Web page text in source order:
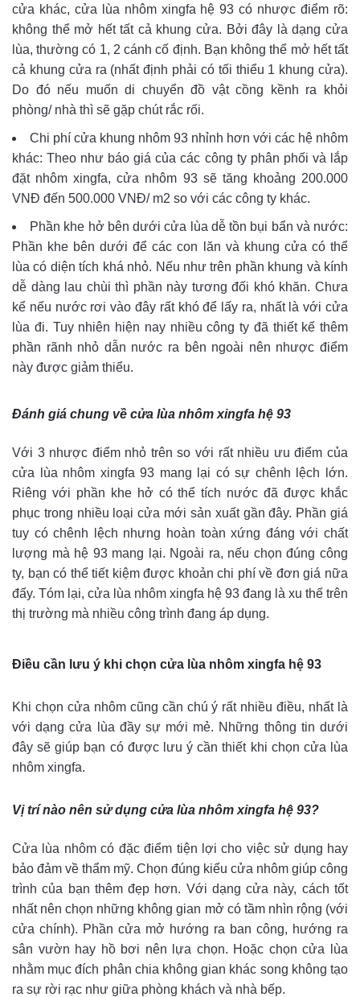
cửa khác, cửa lùa nhôm xingfa hệ 93 có nhược điểm rõ:
không thể mở hết tất cả khung cửa. Bởi đây là dạng cửa
lùa, thường có 1, 2 cánh cố định. Bạn không thể mở hết tất
cả khung cửa ra (nhất định phải có tối thiểu 1 khung cửa).
Do đó nếu muốn di chuyển đồ vật cồng kềnh ra khỏi
phòng/ nhà thì sẽ gặp chút rắc rối.
Chi phí cửa khung nhôm 93 nhỉnh hơn với các hệ nhôm
khác: Theo như báo giá của các công ty phân phối và lắp
đặt nhôm xingfa, cửa nhôm 93 sẽ tăng khoảng 200.000
VNĐ đến 500.000 VNĐ/ m2 so với các công ty khác.
Phần khe hở bên dưới cửa lùa dễ tồn bụi bẩn và nước:
Phần khe bên dưới để các con lăn và khung cửa có thể
lùa có diện tích khá nhỏ. Nếu như trên phần khung và kính
dễ dàng lau chùi thì phần này tương đối khó khăn. Chưa
kể nếu nước rơi vào đây rất khó để lấy ra, nhất là với cửa
lùa đi. Tuy nhiên hiện nay nhiều công ty đã thiết kế thêm
phần rãnh nhỏ dẫn nước ra bên ngoài nên nhược điểm
này được giảm thiểu.
Đánh giá chung về cửa lùa nhôm xingfa hệ 93
Với 3 nhược điểm nhỏ trên so với rất nhiều ưu điểm của
cửa lùa nhôm xingfa 93 mang lại có sự chênh lệch lớn.
Riêng với phần khe hở có thể tích nước đã được khắc
phục trong nhiều loại cửa mới sản xuất gần đây. Phần giá
tuy có chênh lệch nhưng hoàn toàn xứng đáng với chất
lượng mà hệ 93 mang lại. Ngoài ra, nếu chọn đúng công
ty, bạn có thể tiết kiệm được khoản chi phí về đơn giá nữa
đấy. Tóm lại, cửa lùa nhôm xingfa hệ 93 đang là xu thế trên
thị trường mà nhiều công trình đang áp dụng.
Điều cần lưu ý khi chọn cửa lùa nhôm xingfa hệ 93
Khi chọn cửa nhôm cũng cần chú ý rất nhiều điều, nhất là
với dạng cửa lùa đầy sự mới mẻ. Những thông tin dưới
đây sẽ giúp bạn có được lưu ý cần thiết khi chọn cửa lùa
nhôm xingfa.
Vị trí nào nên sử dụng cửa lùa nhôm xingfa hệ 93?
Cửa lùa nhôm có đặc điểm tiện lợi cho việc sử dụng hay
bảo đảm về thẩm mỹ. Chọn đúng kiểu cửa nhôm giúp công
trình của bạn thêm đẹp hơn. Với dạng cửa này, cách tốt
nhất nên chọn những không gian mở có tầm nhìn rộng (với
cửa chính). Phần cửa mở hướng ra ban công, hướng ra
sân vườn hay hồ bơi nên lựa chọn. Hoặc chọn cửa lùa
nhằm mục đích phân chia không gian khác song không tạo
ra sự rời rạc như giữa phòng khách và nhà bếp.